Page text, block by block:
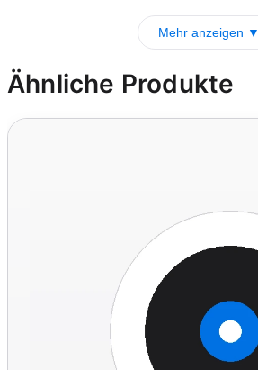
Mehr anzeigen ▼
Ähnliche Produkte